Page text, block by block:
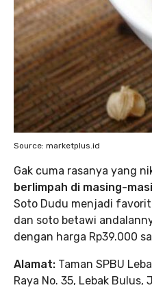
Source: marketplus.id
Gak cuma rasanya yang
berlimpah di masing-
Soto Dudu menjadi
dan soto betawi
dengan harga Rp39.000
Alamat: Taman SPBU
Raya No. 35, Lebak Bulus,